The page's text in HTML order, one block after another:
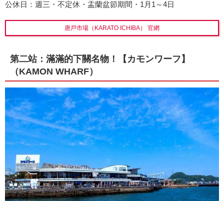
公休日：週三・不定休・盂蘭盆節期間・1月1～4日
唐戶市場（KARATO ICHIBA） 官網
第二站：滿滿的下關名物！【カモンワーフ】
（KAMON WHARF）